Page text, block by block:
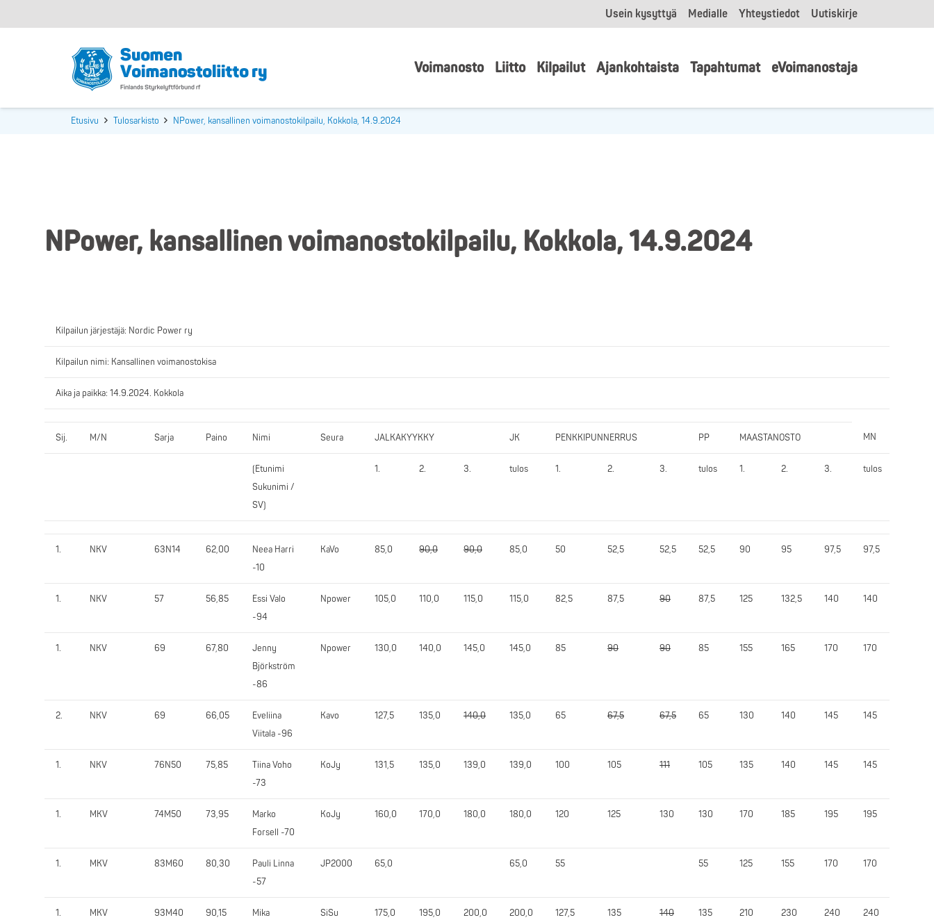
Usein kysyttyä Medialle Yhteystiedot Uutiskirje
Voimanosto Liitto Kilpailut Ajankohtaista Tapahtumat eVoimanostaja
Etusivu Tulosarkisto NPower, kansallinen voimanostokilpailu, Kokkola, 14.9.2024
NPower, kansallinen voimanostokilpailu, Kokkola, 14.9.2024
Kilpailun järjestäjä: Nordic Power ry
Kilpailun nimi: Kansallinen voimanostokisa
Aika ja paikka: 14.9.2024. Kokkola
Sij. M/N Sarja Paino Nimi Seura JALKAKYYKKY JK PENKKIPUNNERRUS PP MAASTANOSTO MN
(Etunimi
Sukunimi /
SV)
1. 2. 3. tulos 1. 2. 3. tulos 1. 2. 3. tulos
1. NKV 63N14 62,00
Neea Harri
-10
KaVo 85,0 90,0 90,0 85,0 50 52,5 52,5 52,5 90 95 97,5 97,5
1. NKV 57 56,85
Essi Valo
-94
Npower 105,0 110,0 115,0 115,0 82,5 87,5 90 87,5 125 132,5 140 140
1. NKV 69 67,80
Jenny
Björkström
-86
Npower 130,0 140,0 145,0 145,0 85 90 90 85 155 165 170 170
2. NKV 69 66,05
Eveliina
Viitala -96
Kavo 127,5 135,0 140,0 135,0 65 67,5 67,5 65 130 140 145 145
1. NKV 76N50 75,85
Tiina Voho
-73
KoJy 131,5 135,0 139,0 139,0 100 105 111 105 135 140 145 145
1. MKV 74M50 73,95
Marko
Forsell -70
KoJy 160,0 170,0 180,0 180,0 120 125 130 130 170 185 195 195
1. MKV 83M60 80,30
Pauli Linna
-57
JP2000 65,0 65,0 55 55 125 155 170 170
1. MKV 93M40 90,15
Mika
SiSu 175,0 195,0 200,0 200,0 127,5 135 140 135 210 230 240 240